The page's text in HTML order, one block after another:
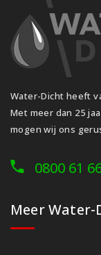
Water-Dicht heeft
Met meer dan 25
mogen wij ons
0800 61
Meer Water-